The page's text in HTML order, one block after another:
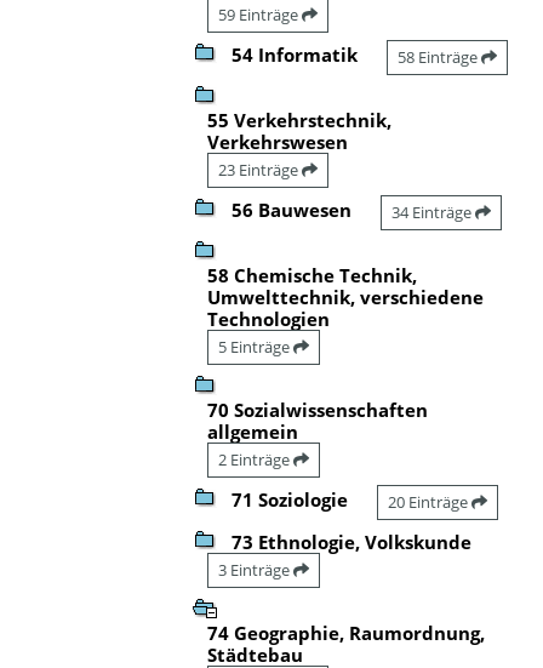
59 Einträge
54 Informatik 58 Einträge
55 Verkehrstechnik,
Verkehrswesen
23 Einträge
56 Bauwesen 34 Einträge
58 Chemische Technik,
Umwelttechnik, verschiedene
Technologien
5 Einträge
70 Sozialwissenschaften
allgemein
2 Einträge
71 Soziologie 20 Einträge
73 Ethnologie, Volkskunde
3 Einträge
74 Geographie, Raumordnung,
Städtebau